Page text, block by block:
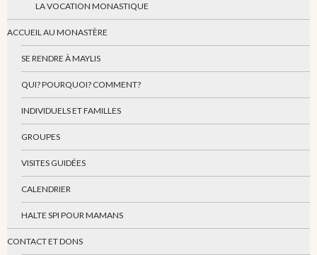
LA VOCATION MONASTIQUE
ACCUEIL AU MONASTÈRE
SE RENDRE À MAYLIS
QUI? POURQUOI? COMMENT?
INDIVIDUELS ET FAMILLES
GROUPES
VISITES GUIDÉES
CALENDRIER
HALTE SPI POUR MAMANS
CONTACT ET DONS